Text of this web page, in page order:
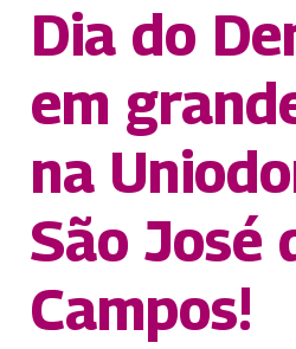
Dia do
em
na
São José
Campos!